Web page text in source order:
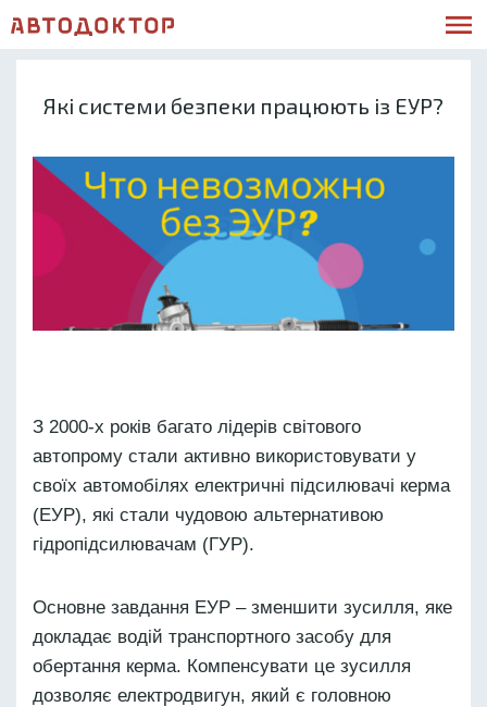
Які системи безпеки працюють із ЕУР?
З 2000-х років багато лідерів світового
автопрому стали активно використовувати у
своїх автомобілях електричні підсилювачі керма
(ЕУР), які стали чудовою альтернативою
гідропідсилювачам (ГУР).
Основне завдання ЕУР – зменшити зусилля, яке
докладає водій транспортного засобу для
обертання керма. Компенсувати це зусилля
дозволяє електродвигун, який є головною